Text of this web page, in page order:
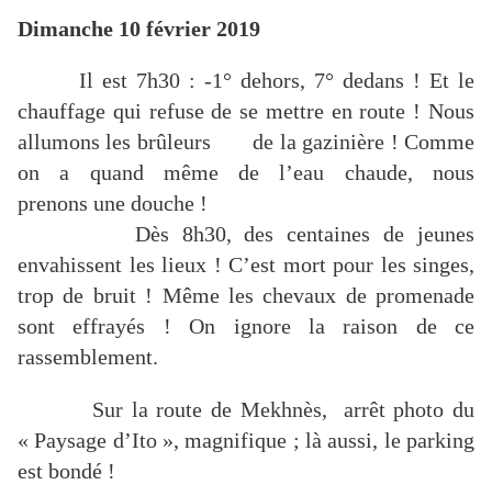
Dimanche 10 février 2019
Il est 7h30 : -1° dehors, 7° dedans ! Et le
chauffage qui refuse de se mettre en route ! Nous
allumons les brûleurs de la gazinière ! Comme
on a quand même de l’eau chaude, nous
prenons une douche !
Dès 8h30, des centaines de jeunes
envahissent les lieux ! C’est mort pour les singes,
trop de bruit ! Même les chevaux de promenade
sont effrayés ! On ignore la raison de ce
rassemblement.
Sur la route de Mekhnès, arrêt photo du
« Paysage d’Ito », magnifique ; là aussi, le parking
est bondé !